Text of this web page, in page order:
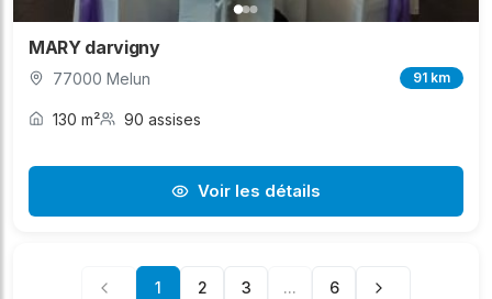
MARY darvigny
77000 Melun 91 km
130 m² 90 assises
Voir les détails
1 2 3 ... 6